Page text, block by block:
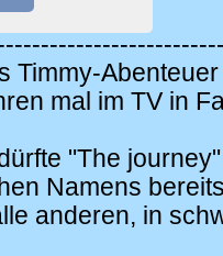
schrieb:
Timmy-
mal im TV in
"The
Namens
anderen, in